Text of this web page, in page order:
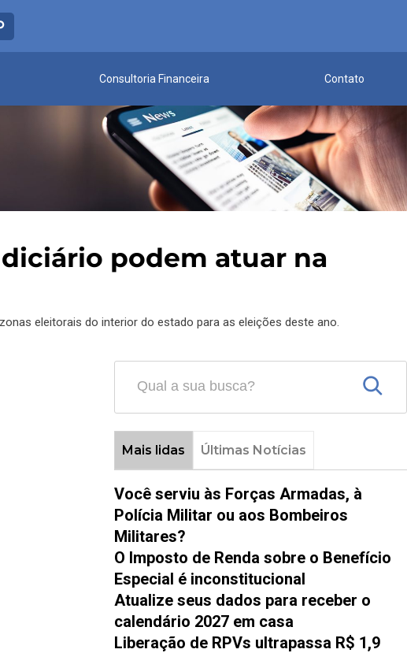
Consultoria Financeira Contato
podem atuar na
eleitorais do interior do estado para as eleições deste ano.
Mais lidas Últimas Notícias
Você serviu às Forças Armadas, à
Polícia Militar ou aos Bombeiros
Militares?
O Imposto de Renda sobre o Benefício
Especial é inconstitucional
Atualize seus dados para receber o
calendário 2027 em casa
Liberação de RPVs ultrapassa R$ 1,9